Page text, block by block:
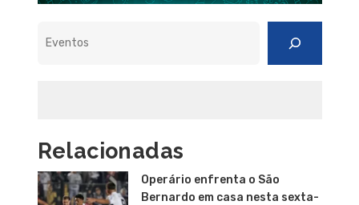
Relacionadas
Operário enfrenta o São
Bernardo em casa nesta sexta-